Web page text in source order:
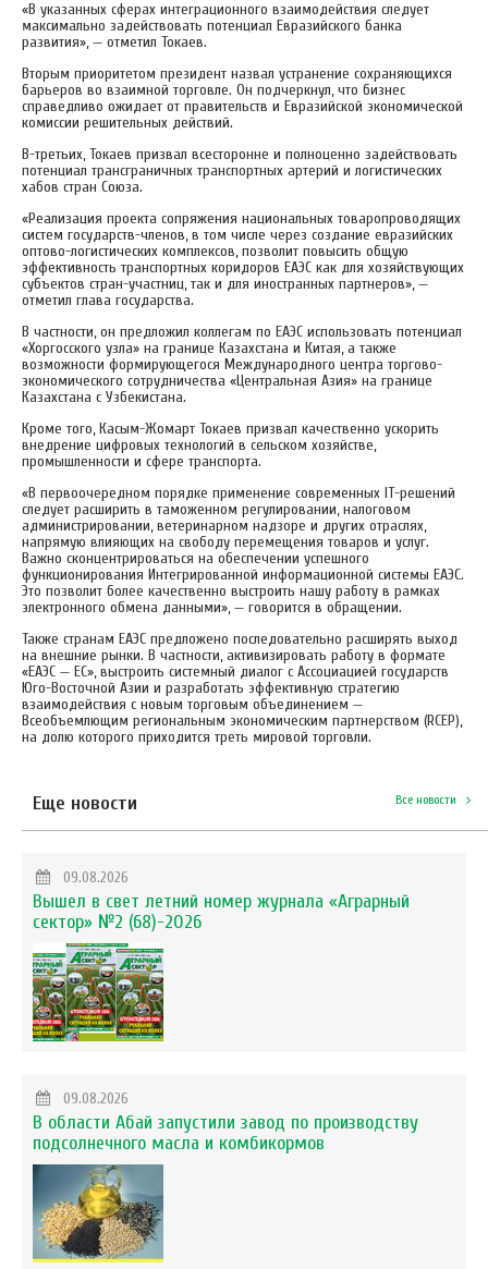
«В указанных сферах интеграционного взаимодействия следует
максимально задействовать потенциал Евразийского банка
развития», — отметил Токаев.
Вторым приоритетом президент назвал устранение сохраняющихся
барьеров во взаимной торговле. Он подчеркнул, что бизнес
справедливо ожидает от правительств и Евразийской экономической
комиссии решительных действий.
В-третьих, Токаев призвал всесторонне и полноценно задействовать
потенциал трансграничных транспортных артерий и логистических
хабов стран Союза.
«Реализация проекта сопряжения национальных товаропроводящих
систем государств-членов, в том числе через создание евразийских
оптово-логистических комплексов, позволит повысить общую
эффективность транспортных коридоров ЕАЭС как для хозяйствующих
субъектов стран-участниц, так и для иностранных партнеров», —
отметил глава государства.
В частности, он предложил коллегам по ЕАЭС использовать потенциал
«Хоргосского узла» на границе Казахстана и Китая, а также
возможности формирующегося Международного центра торгово-
экономического сотрудничества «Центральная Азия» на границе
Казахстана с Узбекистана.
Кроме того, Касым-Жомарт Токаев призвал качественно ускорить
внедрение цифровых технологий в сельском хозяйстве,
промышленности и сфере транспорта.
«В первоочередном порядке применение современных IT-решений
следует расширить в таможенном регулировании, налоговом
администрировании, ветеринарном надзоре и других отраслях,
напрямую влияющих на свободу перемещения товаров и услуг.
Важно сконцентрироваться на обеспечении успешного
функционирования Интегрированной информационной системы ЕАЭС.
Это позволит более качественно выстроить нашу работу в рамках
электронного обмена данными», — говорится в обращении.
Также странам ЕАЭС предложено последовательно расширять выход
на внешние рынки. В частности, активизировать работу в формате
«ЕАЭС — EC», выстроить системный диалог с Ассоциацией государств
Юго-Восточной Азии и разработать эффективную стратегию
взаимодействия с новым торговым объединением —
Всеобъемлющим региональным экономическим партнерством (RCEP),
на долю которого приходится треть мировой торговли.
Еще новости Все новости
09.08.2026
Вышел в свет летний номер журнала «Аграрный
сектор» №2 (68)-2026
09.08.2026
В области Абай запустили завод по производству
подсолнечного масла и комбикормов